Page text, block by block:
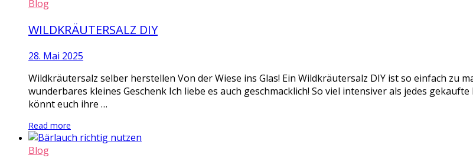
Blog
WILDKRÄUTERSALZ DIY
28. Mai 2025
Wildkräutersalz selber herstellen Von der Wiese ins Glas! Ein Wildkräutersalz DIY ist so einfach zu
wunderbares kleines Geschenk Ich liebe es auch geschmacklich! So viel intensiver als jedes
könnt euch ihre …
Read more
Blog